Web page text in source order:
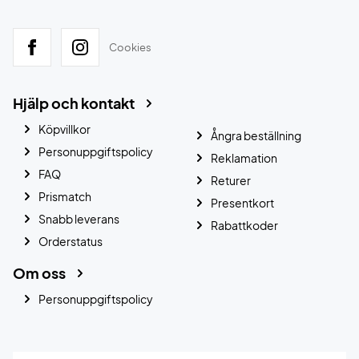
Cookies
Hjälp och kontakt
Köpvillkor
Personuppgiftspolicy
FAQ
Prismatch
Snabb leverans
Orderstatus
Ångra beställning
Reklamation
Returer
Presentkort
Rabattkoder
Om oss
Personuppgiftspolicy